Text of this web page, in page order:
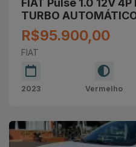
FIAT Pulse 1.0 12V
TURBO
R$95.900,00
FIAT
2023 Vermelho